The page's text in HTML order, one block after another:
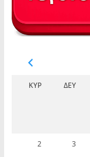
ΚΥΡ ΔΕΥ
2 3